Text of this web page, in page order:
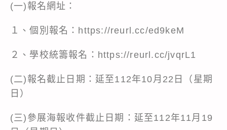
(一)報名網址：
１、個別報名： https://reurl.cc/ed9keM
２、學校統籌報名：https://reurl.cc/jvqrL1
(二)報名截止日期：延至112年10月22日（星期
日）
(三)參展海報收件截止日期：延至112年11月19